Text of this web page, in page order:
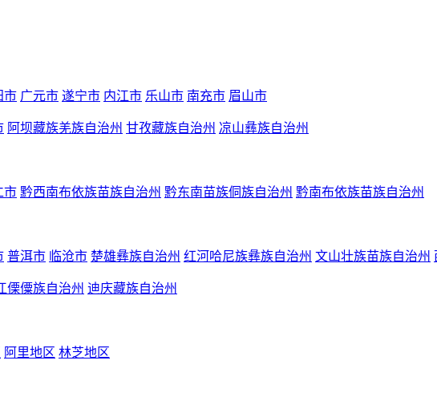
市 广元市 遂宁市 内江市 乐山市 南充市 眉山市
阿坝藏族羌族自治州 甘孜藏族自治州 凉山彝族自治州
市 黔西南布依族苗族自治州 黔东南苗族侗族自治州 黔南布依族苗族自治州
普洱市 临沧市 楚雄彝族自治州 红河哈尼族彝族自治州 文山壮族苗族自治州
傈僳族自治州 迪庆藏族自治州
阿里地区 林芝地区